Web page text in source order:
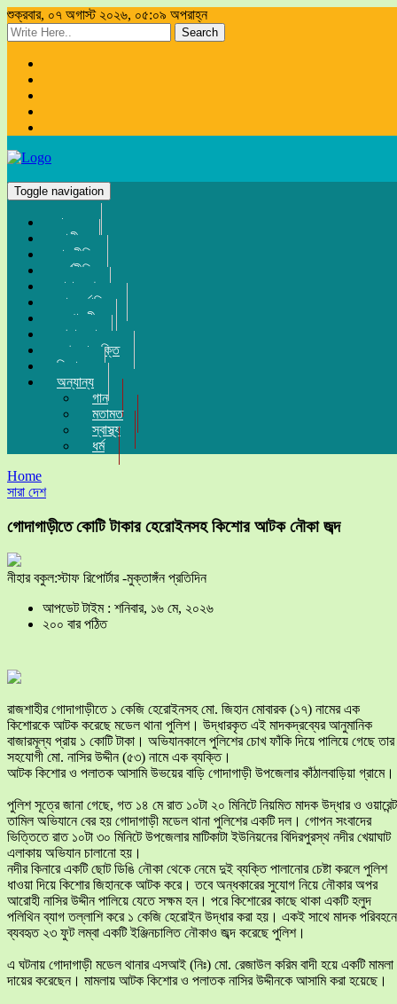
শুক্রবার, ০৭ অগাস্ট ২০২৬, ০৫:০৯ অপরাহ্ন
Search
Toggle navigation
প্রচ্ছদ
জাতীয়
রাজনীতি
অর্থনীতি
সারা দেশ
আন্তর্জাতিক
সম্পাদকীয়
খেলা-ধুলা
তথ্য-প্রযুক্তি
বিনোদন
অন্যান্য
গান
মতামত
স্বাস্থ্য
ধর্ম
Home
সারা দেশ
গোদাগাড়ীতে কোটি টাকার হেরোইনসহ কিশোর আটক নৌকা জব্দ
নীহার বকুল:স্টাফ রিপোর্টার -মুক্তাঙ্গঁন প্রতিদিন
আপডেট টাইম : শনিবার, ১৬ মে, ২০২৬
২০০ বার পঠিত
রাজশাহীর গোদাগাড়ীতে ১ কেজি হেরোইনসহ মো. জিহান মোবারক (১৭) নামের এক
কিশোরকে আটক করেছে মডেল থানা পুলিশ। উদ্ধারকৃত এই মাদকদ্রব্যের আনুমানিক
বাজারমূল্য প্রায় ১ কোটি টাকা। অভিযানকালে পুলিশের চোখ ফাঁকি দিয়ে পালিয়ে গেছে তার
সহযোগী মো. নাসির উদ্দীন (৫৩) নামে এক ব্যক্তি।
​আটক কিশোর ও পলাতক আসামি উভয়ের বাড়ি গোদাগাড়ী উপজেলার কাঁঠালবাড়িয়া গ্রামে।
​পুলিশ সূত্রে জানা গেছে, গত ১৪ মে রাত ১০টা ২০ মিনিটে নিয়মিত মাদক উদ্ধার ও ওয়ারেন্ট
তামিল অভিযানে বের হয় গোদাগাড়ী মডেল থানা পুলিশের একটি দল। গোপন সংবাদের
ভিত্তিতে রাত ১০টা ৩০ মিনিটে উপজেলার মাটিকাটা ইউনিয়নের বিদিরপুরস্থ নদীর খেয়াঘাট
এলাকায় অভিযান চালানো হয়।
​নদীর কিনারে একটি ছোট ডিঙি নৌকা থেকে নেমে দুই ব্যক্তি পালানোর চেষ্টা করলে পুলিশ
ধাওয়া দিয়ে কিশোর জিহানকে আটক করে। তবে অন্ধকারের সুযোগ নিয়ে নৌকার অপর
আরোহী নাসির উদ্দীন পালিয়ে যেতে সক্ষম হন। পরে কিশোরের কাছে থাকা একটি হলুদ
পলিথিন ব্যাগ তল্লাশি করে ১ কেজি হেরোইন উদ্ধার করা হয়। একই সাথে মাদক পরিবহনে
ব্যবহৃত ২৩ ফুট লম্বা একটি ইঞ্জিনচালিত নৌকাও জব্দ করেছে পুলিশ।
​এ ঘটনায় গোদাগাড়ী মডেল থানার এসআই (নিঃ) মো. রেজাউল করিম বাদী হয়ে একটি মামলা
দায়ের করেছেন। মামলায় আটক কিশোর ও পলাতক নাসির উদ্দীনকে আসামি করা হয়েছে।